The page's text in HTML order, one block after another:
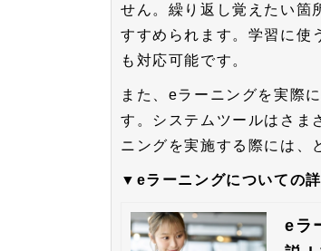
せん。繰り返し覚えたい箇
すすめられます。学習に使
も対応可能です。
また、eラーニングを実際
す。システムツールはさま
ニングを実施する際には、
▼eラーニングについての
eラ